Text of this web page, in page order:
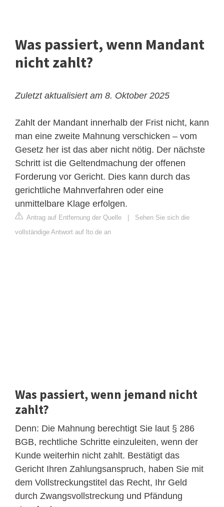
Was passiert, wenn Mandant
nicht zahlt?
Zuletzt aktualisiert am 8. Oktober 2025
Zahlt der Mandant innerhalb der Frist nicht, kann
man eine zweite Mahnung verschicken – vom
Gesetz her ist das aber nicht nötig. Der nächste
Schritt ist die Geltendmachung der offenen
Forderung vor Gericht. Dies kann durch das
gerichtliche Mahnverfahren oder eine
unmittelbare Klage erfolgen.
Antrag auf Entfernung der Quelle
Sehen Sie sich die
vollständige Antwort auf lto.de an
Was passiert, wenn jemand nicht
zahlt?
Denn: Die Mahnung berechtigt Sie laut § 286
BGB, rechtliche Schritte einzuleiten, wenn der
Kunde weiterhin nicht zahlt. Bestätigt das
Gericht Ihren Zahlungsanspruch, haben Sie mit
dem Vollstreckungstitel das Recht, Ihr Geld
durch Zwangsvollstreckung und Pfändung